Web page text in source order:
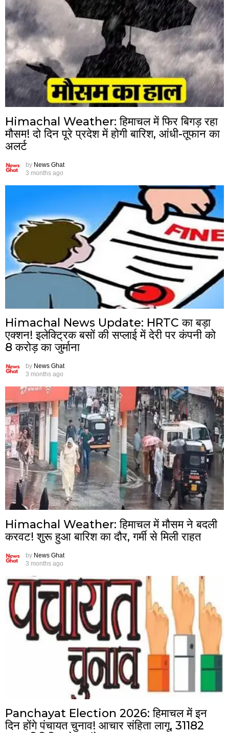
Himachal Weather: हिमाचल में फिर बिगड़ रहा
मौसम! दो दिन पूरे प्रदेश में होगी बारिश, आंधी-तूफान का
अलर्ट
by News Ghat
3 months ago
Himachal News Update: HRTC का बड़ा
एक्शन! इलेक्ट्रिक बसों की सप्लाई में देरी पर कंपनी को
8 करोड़ का जुर्माना
by News Ghat
3 months ago
Himachal Weather: हिमाचल में मौसम ने बदली
करवट! शुरू हुआ बारिश का दौर, गर्मी से मिली राहत
by News Ghat
3 months ago
Panchayat Election 2026: हिमाचल में इन
दिन होंगे पंचायत चुनाव! आचार संहिता लागू, 31182